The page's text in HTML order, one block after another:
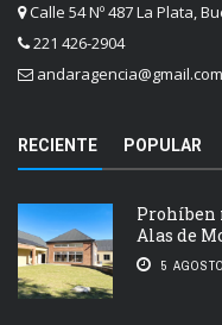
Calle 54 Nº 487 La Plata,
221 426-2904
andaragencia@gmail.com
RECIENTE POPULAR
Prohíben
Alas de
5